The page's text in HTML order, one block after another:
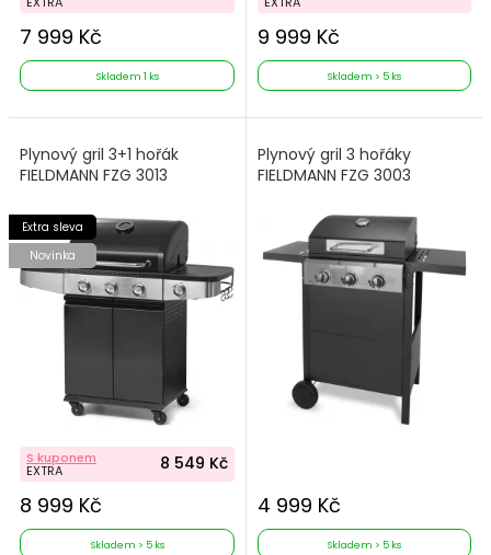
7 999 Kč
Skladem 1 ks
9 999 Kč
Skladem > 5 ks
Plynový gril 3+1 hořák
FIELDMANN FZG 3013
Extra sleva
Novinka
S kuponem
EXTRA 8 549 Kč
8 999 Kč
Skladem > 5 ks
Plynový gril 3 hořáky
FIELDMANN FZG 3003
4 999 Kč
Skladem > 5 ks